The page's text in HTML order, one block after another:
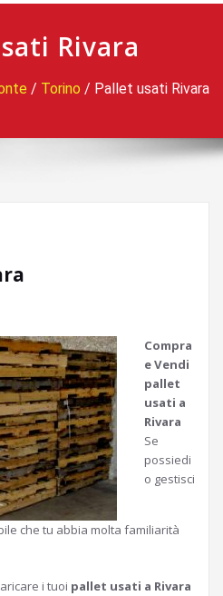
Rivara
/ Torino / Pallet usati Rivara
Compra
e Vendi
pallet
usati a
Rivara
Se
possiedi
o gestisci
che tu abbia molta familiarità
i tuoi pallet usati a Rivara